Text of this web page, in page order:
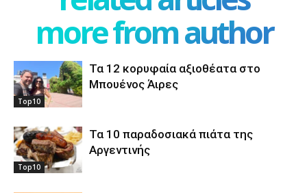
more from author
Top10
Τα 12 κορυφαία αξιοθέατα στο
Μπουένος Άιρες
Top10
Τα 10 παραδοσιακά πιάτα της
Αργεντινής